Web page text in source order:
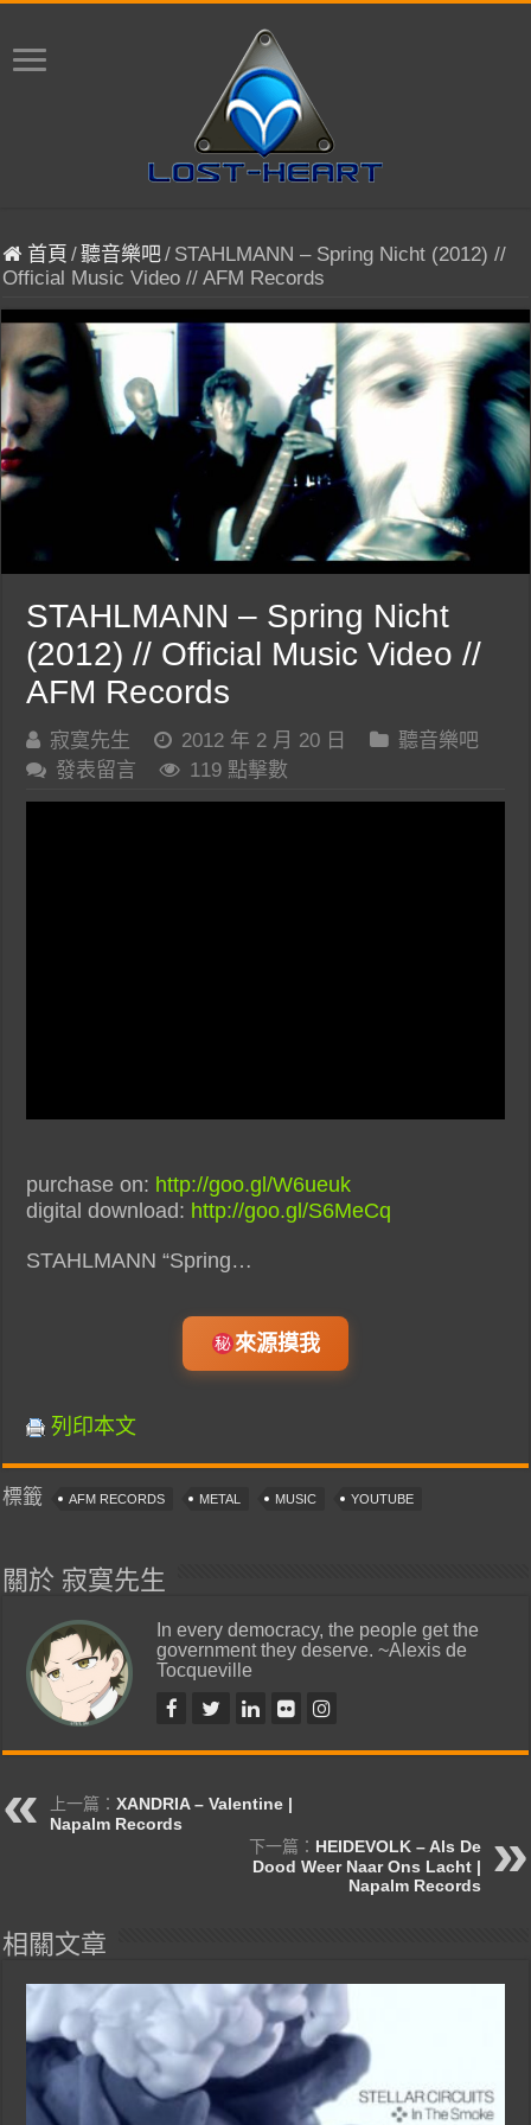
首頁 /聽音樂吧/ STAHLMANN – Spring Nicht (2012) //
Official Music Video // AFM Records
STAHLMANN – Spring Nicht
(2012) // Official Music Video //
AFM Records
寂寞先生 2012 年 2 月 20 日
聽音樂吧
發表留言
119 點擊數
purchase on: http://goo.gl/W6ueuk
digital download: http://goo.gl/S6MeCq
STAHLMANN “Spring…
來源摸我
列印本文
標籤 AFM RECORDS METAL MUSIC YOUTUBE
關於 寂寞先生
In every democracy, the people get the
government they deserve. ~Alexis de
Tocqueville
上一篇：XANDRIA – Valentine |
Napalm Records
下一篇： HEIDEVOLK – Als De
Dood Weer Naar Ons Lacht |
Napalm Records
相關文章